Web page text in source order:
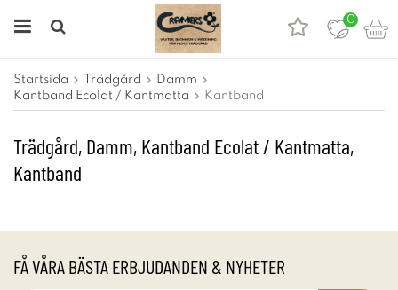
0
Startsida Trädgård
Damm
Kantband Ecolat / Kantmatta
Kantband
Trädgård, Damm, Kantband Ecolat / Kantmatta,
Kantband
FÅ VÅRA BÄSTA ERBJUDANDEN & NYHETER